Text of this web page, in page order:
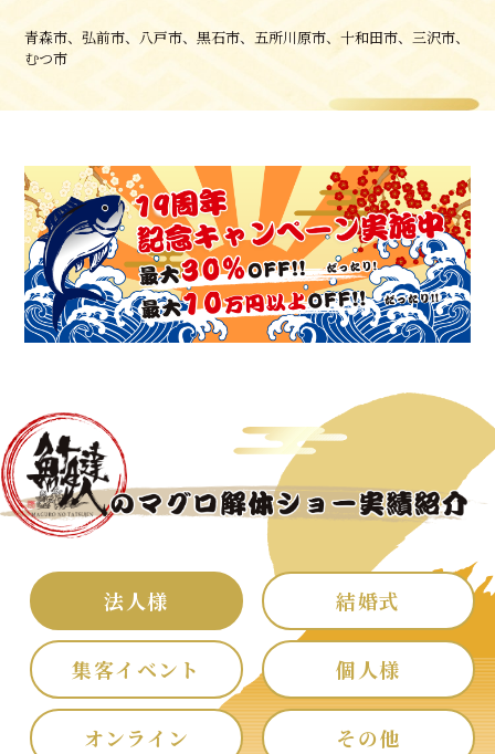
青森市、弘前市、八戸市、黒石市、五所川原市、十和田市、三沢市、
むつ市
法人様 結婚式
集客イベント 個人様
オンライン その他